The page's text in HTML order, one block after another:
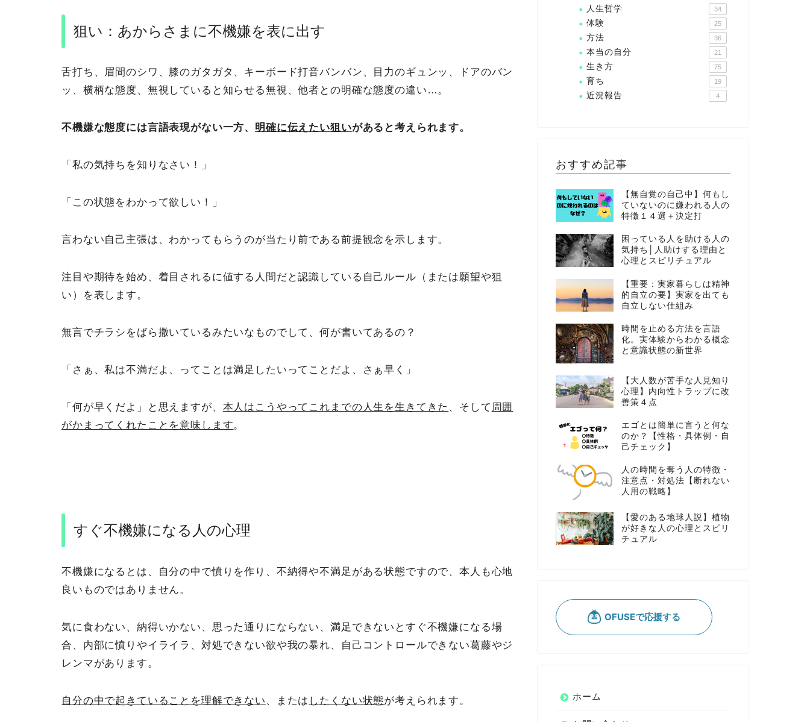
狙い：あからさまに不機嫌を表に出す
舌打ち、眉間のシワ、膝のガタガタ、キーボード打音バンバン、目力のギュンッ、ドアのバン
ッ、横柄な態度、無視していると知らせる無視、他者との明確な態度の違い…。
不機嫌な態度には言語表現がない一方、 明確に伝えたい狙いがあると考えられます。
「私の気持ちを知りなさい！」
「この状態をわかって欲しい！」
言わない自己主張は、わかってもらうのが当たり前である前提観念を示します。
注目や期待を始め、着目されるに値する人間だと認識している自己ルール（または願望や狙
い）を表します。
無言でチラシをばら撒いているみたいなものでして、何が書いてあるの？
「さぁ、私は不満だよ、ってことは満足したいってことだよ、さぁ早く」
「何が早くだよ」と思えますが、 本人はこうやってこれまでの人生を生きてきた 、そして 周囲
がかまってくれたことを意味します。
すぐ不機嫌になる人の心理
不機嫌になるとは、自分の中で憤りを作り、不納得や不満足がある状態ですので、本人も心地
良いものではありません。
気に食わない、納得いかない、思った通りにならない、満足できないとすぐ不機嫌になる場
合、内部に憤りやイライラ、対処できない欲や我の暴れ、自己コントロールできない葛藤やジ
レンマがあります。
自分の中で起きていることを理解できない 、または したくない状態が考えられます。
人生哲学 34
体験 25
方法 36
本当の自分 21
生き方 75
育ち 19
近況報告 4
おすすめ記事
【無自覚の自己中】何もし
ていないのに嫌われる人の
特徴１４選＋決定打
困っている人を助ける人の
気持ち│人助けする理由と
心理とスピリチュアル
【重要：実家暮らしは精神
的自立の要】実家を出ても
自立しない仕組み
時間を止める方法を言語
化。実体験からわかる概念
と意識状態の新世界
【大人数が苦手な人見知り
心理】内向性トラップに改
善策４点
エゴとは簡単に言うと何な
のか？【性格・具体例・自
己チェック】
人の時間を奪う人の特徴・
注意点・対処法【断れない
人用の戦略】
【愛のある地球人説】植物
が好きな人の心理とスピリ
チュアル
ホーム